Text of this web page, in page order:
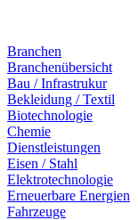
Branchen
Branchenübersicht
Bau / Infrastrukur
Bekleidung / Textil
Biotechnologie
Chemie
Dienstleistungen
Eisen / Stahl
Elektrotechnologie
Erneuerbare Energien
Fahrzeuge